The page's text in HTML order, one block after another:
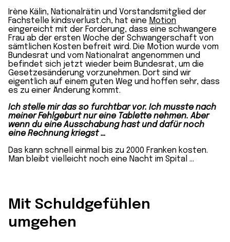
Irène Kälin, Nationalrätin und Vorstandsmitglied der
Fachstelle kindsverlust.ch, hat eine Motion
eingereicht mit der Forderung, dass eine schwangere
Frau ab der ersten Woche der Schwangerschaft von
sämtlichen Kosten befreit wird. Die Motion wurde vom
Bundesrat und vom Nationalrat angenommen und
befindet sich jetzt wieder beim Bundesrat, um die
Gesetzesänderung vorzunehmen. Dort sind wir
eigentlich auf einem guten Weg und hoffen sehr, dass
es zu einer Änderung kommt.
Ich stelle mir das so furchtbar vor. Ich musste nach
meiner Fehlgeburt nur eine Tablette nehmen. Aber
wenn du eine Ausschabung hast und dafür noch
eine Rechnung kriegst …
Das kann schnell einmal bis zu 2000 Franken kosten.
Man bleibt vielleicht noch eine Nacht im Spital …
Mit Schuldgefühlen
umgehen